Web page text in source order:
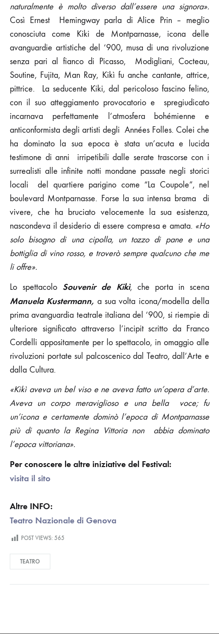
naturalmente è molto diverso dall’essere una signora».
Così Ernest Hemingway parla di Alice Prin – meglio
conosciuta come Kiki de Montparnasse, icona delle
avanguardie artistiche del ‘900, musa di una rivoluzione
senza pari al fianco di Picasso, Modigliani, Cocteau,
Soutine, Fujita, Man Ray, Kikì fu anche cantante, attrice,
pittrice. La seducente Kiki, dal pericoloso fascino felino,
con il suo atteggiamento provocatorio e spregiudicato
incarnava perfettamente l’atmosfera bohémienne e
anticonformista degli artisti degli Années Folles. Colei che
ha dominato la sua epoca è stata un’acuta e lucida
testimone di anni irripetibili dalle serate trascorse con i
surrealisti alle infinite notti mondane passate negli storici
locali del quartiere parigino come “La Coupole”, nel
boulevard Montparnasse. Forse la sua intensa brama di
vivere, che ha bruciato velocemente la sua esistenza,
nascondeva il desiderio di essere compresa e amata. «Ho
solo bisogno di una cipolla, un tozzo di pane e una
bottiglia di vino rosso, e troverò sempre qualcuno che me
li offre».
Lo spettacolo Souvenir de Kikì, che porta in scena
Manuela Kustermann, a sua volta icona/modella della
prima avanguardia teatrale italiana del ‘900, si riempie di
ulteriore significato attraverso l’incipit scritto da Franco
Cordelli appositamente per lo spettacolo, in omaggio alle
rivoluzioni portate sul palcoscenico dal Teatro, dall’Arte e
dalla Cultura.
«Kikì aveva un bel viso e ne aveva fatto un’opera d’arte.
Aveva un corpo meraviglioso e una bella voce; fu
un’icona e certamente dominò l’epoca di Montparnasse
più di quanto la Regina Vittoria non abbia dominato
l’epoca vittoriana».
Per conoscere le altre iniziative del Festival:
visita il sito
Altre INFO:
Teatro Nazionale di Genova
POST VIEWS: 565
TEATRO